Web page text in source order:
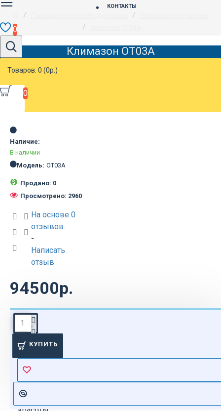
КОНТАКТЫ
0
Товаров: 0 (0р.)
0
Климазон ОТ03А
Наличие:
В наличии
Модель: ОТ03А
Продано: 0
Просмотрено: 2960
На основе 0
отзывов.
-
Написать
отзыв
94500р.
КУПИТЬ
ОПИСАНИЕ
Ультрасовременное
оборудование
для
и салонов